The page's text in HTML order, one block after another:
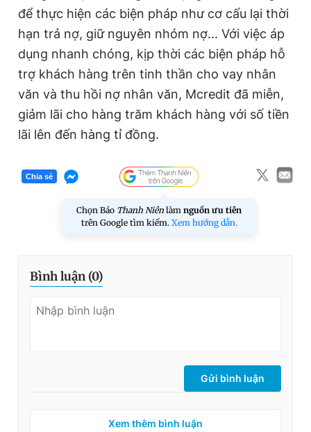
để thực hiện các biện pháp như cơ cấu lại thời
hạn trả nợ, giữ nguyên nhóm nợ... Với việc áp
dụng nhanh chóng, kịp thời các biện pháp hỗ
trợ khách hàng trên tinh thần cho vay nhân
văn và thu hồi nợ nhân văn, Mcredit đã miễn,
giảm lãi cho hàng trăm khách hàng với số tiền
lãi lên đến hàng tỉ đồng.
Chia sẻ
Chọn Báo Thanh Niên làm nguồn ưu tiên
trên Google tìm kiếm. Xem hướng dẫn.
Bình luận (0)
Gửi bình luận
Xem thêm bình luận